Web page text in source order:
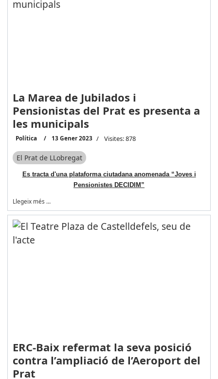
La Marea de Jubilados i
Pensionistas del Prat es presenta a
les municipals
Política 13 Gener 2023 Visites: 878
El Prat de LLobregat
Es tracta d'una plataforma ciutadana anomenada “Joves i
Pensionistes DECIDIM”
Llegeix més …
ERC-Baix refermat la seva posició
contra l’ampliació de l’Aeroport del
Prat